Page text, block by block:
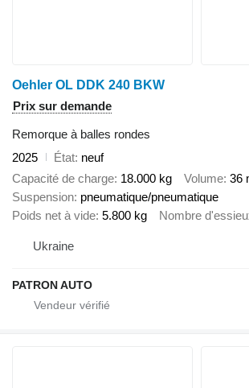
Oehler OL DDK 240 BKW
Prix sur demande
Remorque à balles rondes
2025
État neuf
Capacité de charge 18.000 kg Volume 36
Suspension pneumatique/pneumatique
Poids net à vide 5.800 kg Nombre
Ukraine
PATRON AUTO